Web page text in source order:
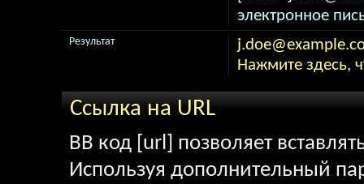
электронное
Нажмите здесь,
Результат
Ссылка на URL
BB код [url] позволяет
Используя дополнительный